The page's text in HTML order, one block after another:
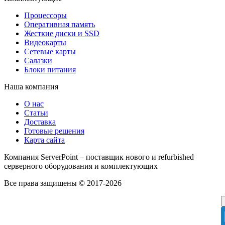
Процессоры
Оперативная память
Жесткие диски и SSD
Видеокарты
Сетевые карты
Салазки
Блоки питания
Наша компания
О нас
Статьи
Доставка
Готовые решения
Карта сайта
Компания ServerPoint – поставщик нового и refurbished
серверного оборудования и комплектующих
Все права защищены © 2017-2026